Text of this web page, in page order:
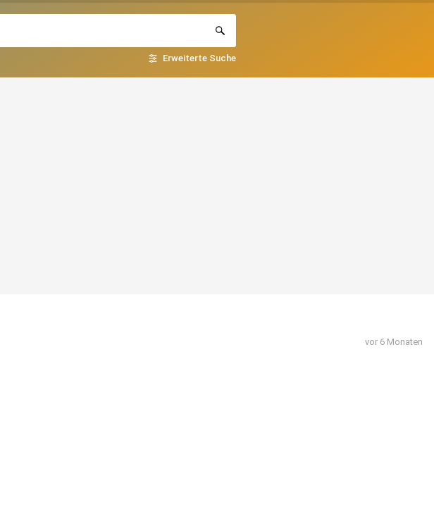
Erweiterte Suche
vor 6 Monaten